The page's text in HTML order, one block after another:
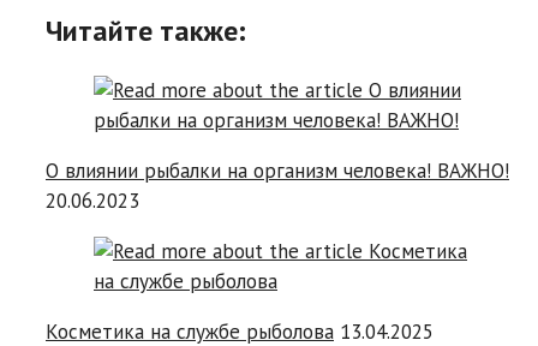
Читайте также:
О влиянии рыбалки на организм человека! ВАЖНО!
20.06.2023
Косметика на службе рыболова 13.04.2025